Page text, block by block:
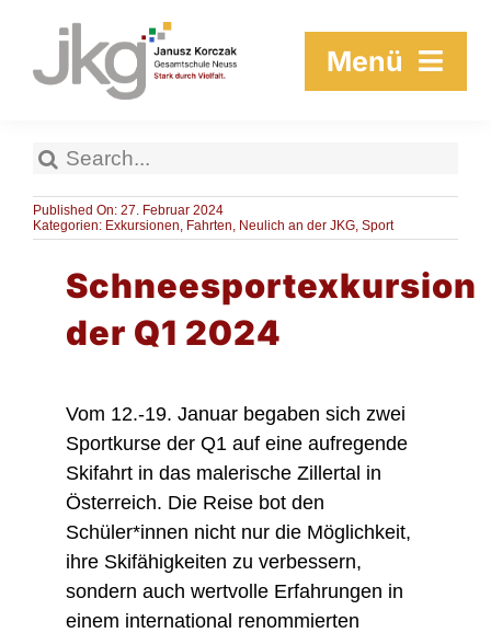
springen
Menü
Unser Schulprogramm
Unser Schulleben
Service
Suche
Published On: 27. Februar 2024
Kategorien: Exkursionen, Fahrten, Neulich an der JKG, Sport
Schneesportexkursion
der Q1 2024
Vom 12.-19. Januar begaben sich zwei
Sportkurse der Q1 auf eine aufregende
Skifahrt in das malerische Zillertal in
Österreich. Die Reise bot den
Schüler*innen nicht nur die Möglichkeit,
ihre Skifähigkeiten zu verbessern,
sondern auch wertvolle Erfahrungen in
einem international renommierten